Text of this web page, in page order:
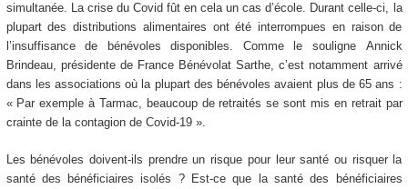
simultanée. La crise du Covid fût en cela un cas d’école. Durant celle-ci, la
plupart des distributions alimentaires ont été interrompues en raison de
l’insuffisance de bénévoles disponibles. Comme le souligne Annick
Brindeau, présidente de France Bénévolat Sarthe, c’est notamment arrivé
dans les associations où la plupart des bénévoles avaient plus de 65 ans :
« Par exemple à Tarmac, beaucoup de retraités se sont mis en retrait par
crainte de la contagion de Covid-19 ».
Les bénévoles doivent-ils prendre un risque pour leur santé ou risquer la
santé des bénéficiaires isolés ? Est-ce que la santé des bénéficiaires